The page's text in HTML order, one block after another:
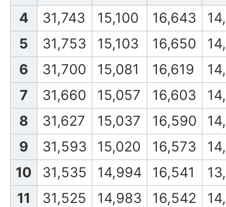
4
31,743 15,100 16,643
5
31,753 15,103 16,650
6
31,700 15,081 16,619
7
31,660 15,057 16,603
8
31,627 15,037 16,590
9
31,593 15,020 16,573
10
31,535 14,994 16,541
11
31,525 14,983 16,542